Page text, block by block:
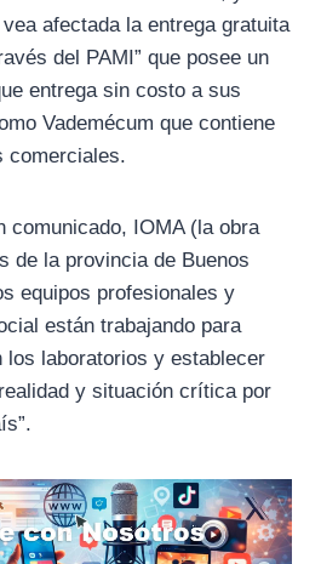
afectada la entrega gratuita
del PAMI” que posee un
entrega sin costo a sus
Vademécum que contiene
comerciales.
comunicado, IOMA (la obra
de la provincia de Buenos
equipos profesionales y
están trabajando para
los laboratorios y establecer
y situación crítica por